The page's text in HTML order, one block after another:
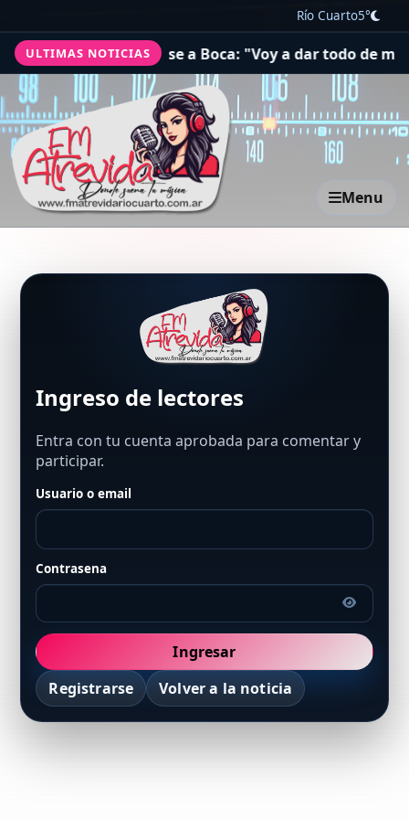
Río Cuarto5°
ULTIMAS NOTICIAS
Aires para sumarse a Boca: "Voy a dar todo de mí
Menu
Ingreso de lectores
Entra con tu cuenta aprobada para comentar y
participar.
Usuario o email
Contrasena
Ingresar
Registrarse
Volver a la noticia